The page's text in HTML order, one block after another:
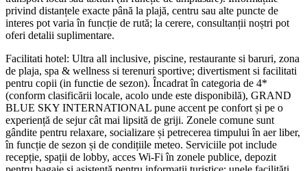
privind distanțele exacte până la plajă, centru sau alte puncte de
interes pot varia în funcție de rută; la cerere, consultanții noștri pot
oferi detalii suplimentare.
Facilitati hotel: Ultra all inclusive, piscine, restaurante si baruri, zona
de plaja, spa & wellness si terenuri sportive; divertisment si facilitati
pentru copii (in functie de sezon). Încadrat în categoria de 4*
(conform clasificării locale, acolo unde este disponibilă), GRAND
BLUE SKY INTERNATIONAL pune accent pe confort și pe o
experiență de sejur cât mai lipsită de griji. Zonele comune sunt
gândite pentru relaxare, socializare și petrecerea timpului în aer liber,
în funcție de sezon și de condițiile meteo. Serviciile pot include
recepție, spații de lobby, acces Wi‑Fi în zonele publice, depozit